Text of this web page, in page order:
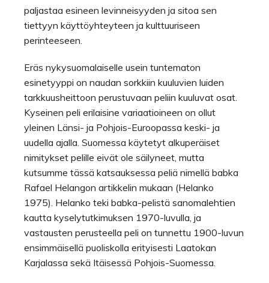
paljastaa esineen levinneisyyden ja sitoa sen
tiettyyn käyttöyhteyteen ja kulttuuriseen
perinteeseen.
Eräs nykysuomalaiselle usein tuntematon
esinetyyppi on naudan sorkkiin kuuluvien luiden
tarkkuusheittoon perustuvaan peliin kuuluvat osat.
Kyseinen peli erilaisine variaatioineen on ollut
yleinen Länsi- ja Pohjois-Euroopassa keski- ja
uudella ajalla. Suomessa käytetyt alkuperäiset
nimitykset pelille eivät ole säilyneet, mutta
kutsumme tässä katsauksessa peliä nimellä babka
Rafael Helangon artikkelin mukaan (Helanko
1975). Helanko teki babka-pelistä sanomalehtien
kautta kyselytutkimuksen 1970-luvulla, ja
vastausten perusteella peli on tunnettu 1900-luvun
ensimmäisellä puoliskolla erityisesti Laatokan
Karjalassa sekä Itäisessä Pohjois-Suomessa.